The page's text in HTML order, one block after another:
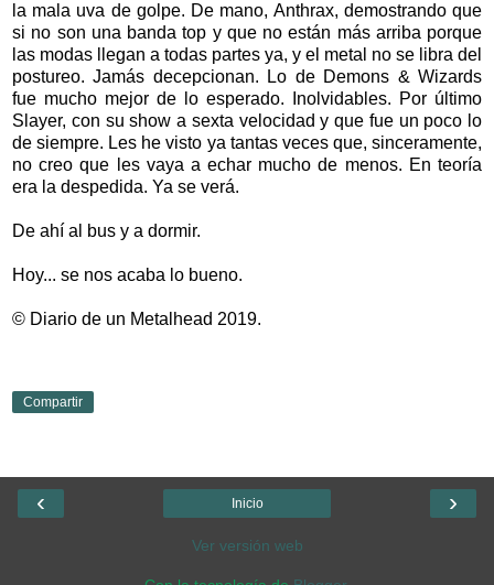
la mala uva de golpe. De mano, Anthrax, demostrando que
si no son una banda top y que no están más arriba porque
las modas llegan a todas partes ya, y el metal no se libra del
postureo. Jamás decepcionan. Lo de Demons & Wizards
fue mucho mejor de lo esperado. Inolvidables. Por último
Slayer, con su show a sexta velocidad y que fue un poco lo
de siempre. Les he visto ya tantas veces que, sinceramente,
no creo que les vaya a echar mucho de menos. En teoría
era la despedida. Ya se verá.
De ahí al bus y a dormir.
Hoy... se nos acaba lo bueno.
© Diario de un Metalhead 2019.
Compartir
‹ ›
Inicio
Ver versión web